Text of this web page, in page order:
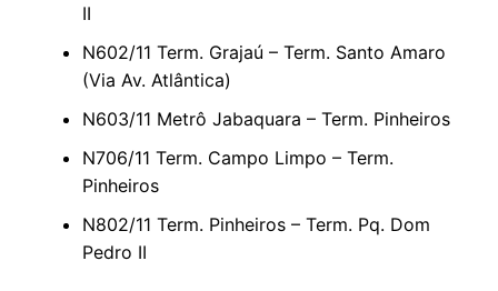
II
N602/11 Term. Grajaú – Term. Santo Amaro
(Via Av. Atlântica)
N603/11 Metrô Jabaquara – Term. Pinheiros
N706/11 Term. Campo Limpo – Term.
Pinheiros
N802/11 Term. Pinheiros – Term. Pq. Dom
Pedro II